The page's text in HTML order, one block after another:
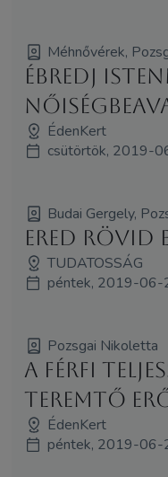
Méhnővérek,
Ébredj
ÉdenKert
csütörtök, 2019-
Budai Gergely,
ERED
TUDATOSSÁG
péntek, 2019-06-
Pozsgai Nikoletta
A férfi
teremtő
ÉdenKert
péntek, 2019-06-